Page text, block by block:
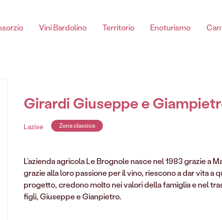
Vini Bardolino
Chiaretto di Bardolino
Chiaretto Di Bardolino spumante DOC
Chiaretto Di Bardolino DOC
Chiaretto Di Bardolino Classico DOC
Territorio Enoturismo
Girardi Giuseppe e
Lazise Zona classica
L’azienda agricola Le Brognole nasce nel 1983 grazie a
grazie alla loro passione per il vino, riescono a dar vita
progetto, credono molto nei valori della famiglia e nel
figli, Giuseppe e Gianpietro.